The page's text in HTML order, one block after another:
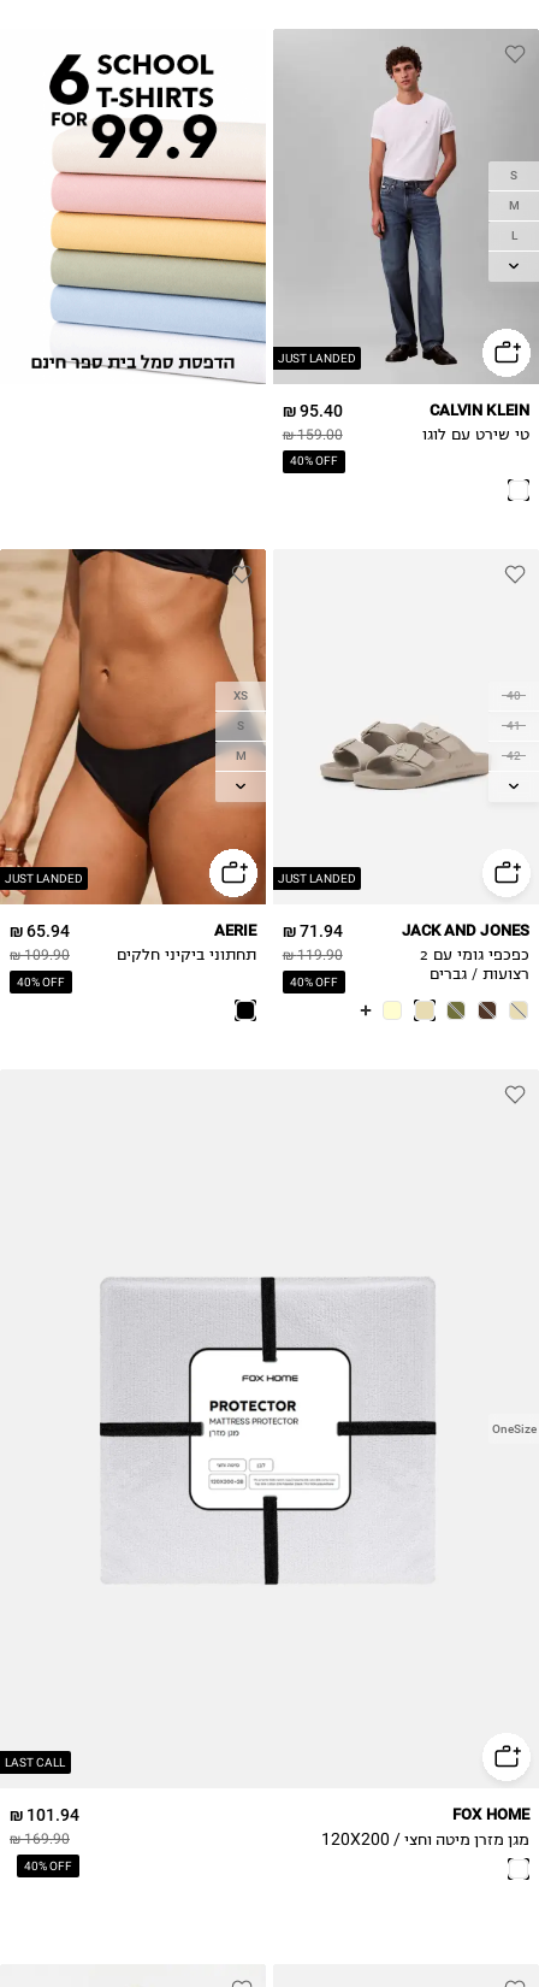
JUST LANDED
S
M
L
XL
95.40 ₪
159.00 ₪
40% OFF
CALVIN KLEIN
טי שירט עם לוגו
JUST LANDED
40
41
42
43
46
71.94 ₪
119.90 ₪
40% OFF
JACK AND JONES
כפכפי גומי עם 2
רצועות / גברים
JUST LANDED
XS
S
M
L
65.94 ₪
109.90 ₪
40% OFF
AERIE
תחתוני ביקיני חלקים
LAST CALL
OneSize
101.94 ₪
169.90 ₪
40% OFF
FOX HOME
מגן מזרן מיטה וחצי / 120X200